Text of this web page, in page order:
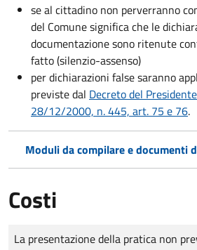
se al cittadino non perverranno
del Comune significa che le
documentazione sono ritenute
fatto (silenzio-assenso)
per dichiarazioni false saranno
previste dal Decreto del
28/12/2000, n. 445, art. 75 e 76.
Moduli da compilare e documenti
Costi
Tipo di pagamento
Importo
La presentazione della pratica non